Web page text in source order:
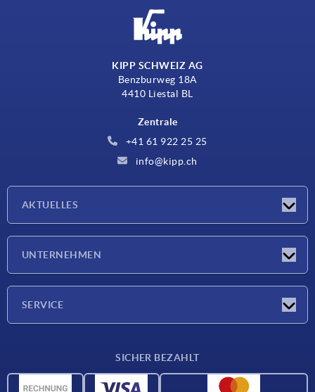
KIPP SCHWEIZ AG
Benzburweg 18A
4410 Liestal BL
Zentrale
+41 61 922 25 25
info@kipp.ch
AKTUELLES
UNTERNEHMEN
SERVICE
CAD-Daten
SICHER BEZAHLT